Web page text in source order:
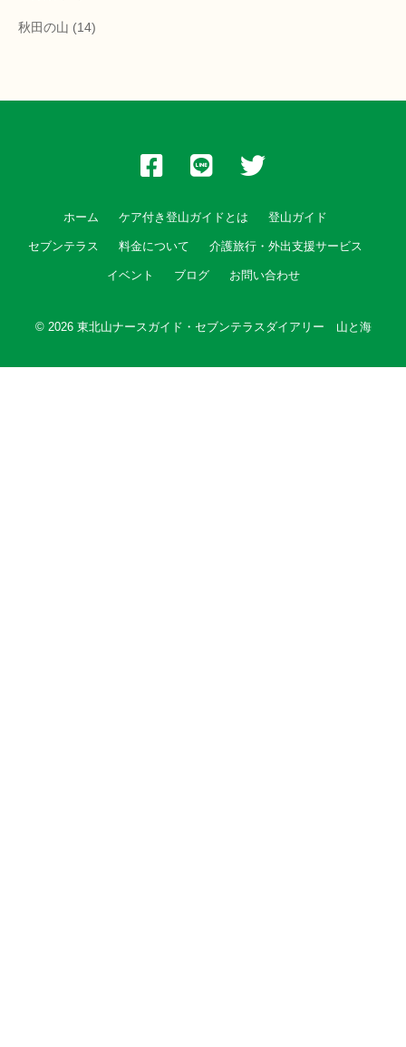
秋田の山 (14)
ホーム ケア付き登山ガイドとは 登山ガイド
セブンテラス 料金について 介護旅行・外出支援サービス
イベント ブログ お問い合わせ
© 2026 東北山ナースガイド・セブンテラスダイアリー 山と海